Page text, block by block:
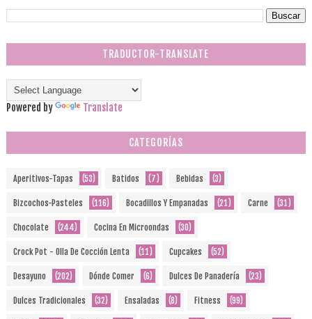
TRADUCTOR-TRANSLATE
Powered by Translate
CATEGORÍAS
Aperitivos-Tapas (53) Batidos (7) Bebidas (3)
Bizcochos-Pasteles (116) Bocadillos Y Empanadas (21) Carne (31)
Chocolate (244) Cocina En Microondas (30)
Crock Pot - Olla De Cocción Lenta (11) Cupcakes (52)
Desayuno (202) Dónde Comer (6) Dulces De Panadería (23)
Dulces Tradicionales (32) Ensaladas (8) Fitness (99)